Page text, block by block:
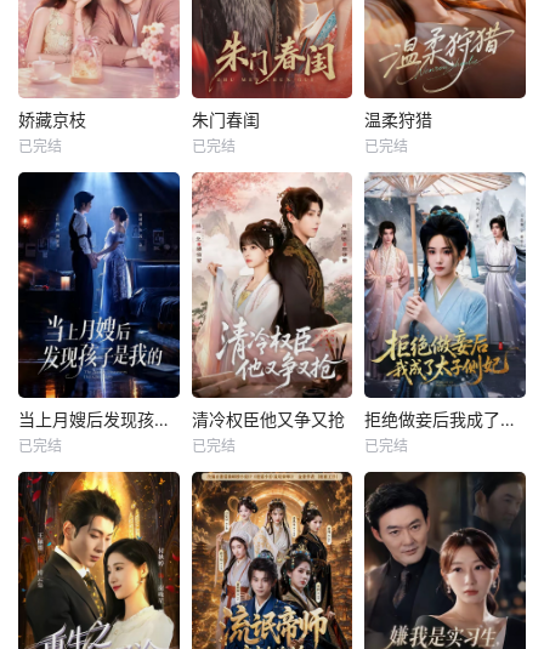
娇藏京枝
已完结
朱门春闺
已完结
温柔狩猎
已完结
当上月嫂后发现孩子是我的
已完结
清冷权臣他又争又抢
已完结
拒绝做妾后我成了太子侧妃
已完结